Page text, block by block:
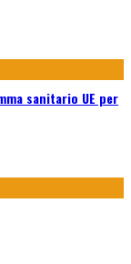
sanitario UE per